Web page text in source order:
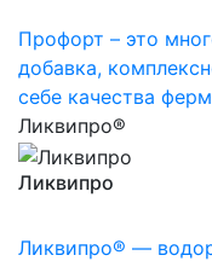
Профорт – это
добавка,
себе качества
Ликвипро®
Ликвипро
Ликвипро® —